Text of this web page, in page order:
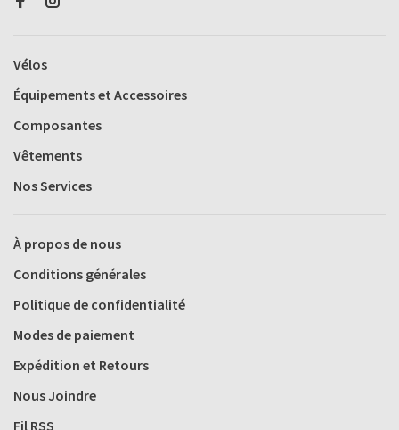
Vélos
Équipements et Accessoires
Composantes
Vêtements
Nos Services
À propos de nous
Conditions générales
Politique de confidentialité
Modes de paiement
Expédition et Retours
Nous Joindre
Fil RSS